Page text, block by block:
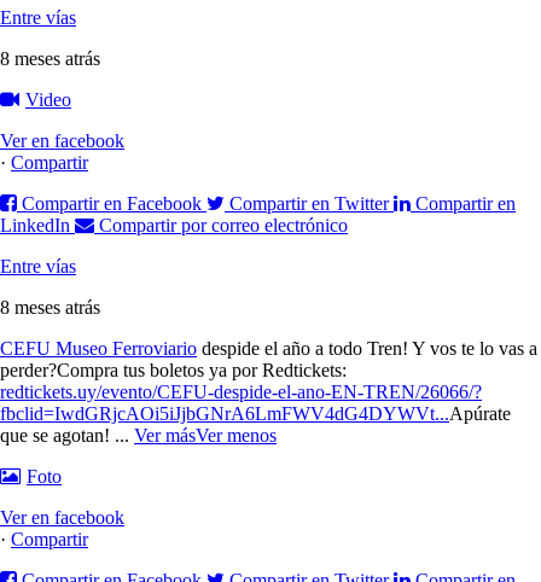
Entre vías
8 meses atrás
Video
Ver en facebook
· Compartir
Compartir en Facebook
Compartir en Twitter
Compartir en
LinkedIn
Compartir por correo electrónico
Entre vías
8 meses atrás
CEFU Museo Ferroviario despide el año a todo Tren! Y vos te lo vas a
perder?Compra tus boletos ya por Redtickets:
redtickets.uy/evento/CEFU-despide-el-ano-EN-TREN/26066/?
fbclid=IwdGRjcAOi5iJjbGNrA6LmFWV4dG4DYWVt...Apúrate
que se agotan! ... Ver másVer menos
Foto
Ver en facebook
· Compartir